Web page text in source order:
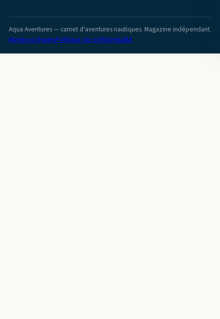
Aqua Aventures — carnet d'aventures nautiques. Magazine indépendant.
Mentions légalesPolitique de confidentialité